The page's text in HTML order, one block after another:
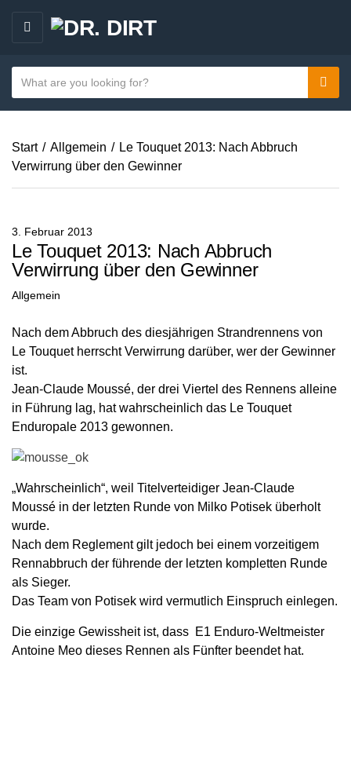
M
a
e
g
o
n
a
m
e
e
a
c
h
t
x
t
Start / Allgemein / Le Touquet 2013: Nach Abbruch
Verwirrung über den Gewinner
3. Februar 2013
Le Touquet 2013: Nach Abbruch
Verwirrung über den Gewinner
Allgemein
Nach dem Abbruch des diesjährigen Strandrennens von
Le Touquet herrscht Verwirrung darüber, wer der Gewinner
ist.
Jean-Claude Moussé, der drei Viertel des Rennens alleine
in Führung lag, hat wahrscheinlich das Le Touquet
Enduropale 2013 gewonnen.
„Wahrscheinlich“, weil Titelverteidiger Jean-Claude
Moussé in der letzten Runde von Milko Potisek überholt
wurde.
Nach dem Reglement gilt jedoch bei einem vorzeitigem
Rennabbruch der führende der letzten kompletten Runde
als Sieger.
Das Team von Potisek wird vermutlich Einspruch einlegen.
Die einzige Gewissheit ist, dass E1 Enduro-Weltmeister
Antoine Meo dieses Rennen als Fünfter beendet hat.